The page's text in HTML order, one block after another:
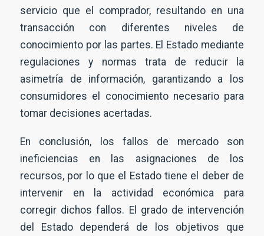
servicio que el comprador, resultando en una
transacción con diferentes niveles de
conocimiento por las partes. El Estado mediante
regulaciones y normas trata de reducir la
asimetría de información, garantizando a los
consumidores el conocimiento necesario para
tomar decisiones acertadas.
En conclusión, los fallos de mercado son
ineficiencias en las asignaciones de los
recursos, por lo que el Estado tiene el deber de
intervenir en la actividad económica para
corregir dichos fallos. El grado de intervención
del Estado dependerá de los objetivos que
N
m
*
E
p
r